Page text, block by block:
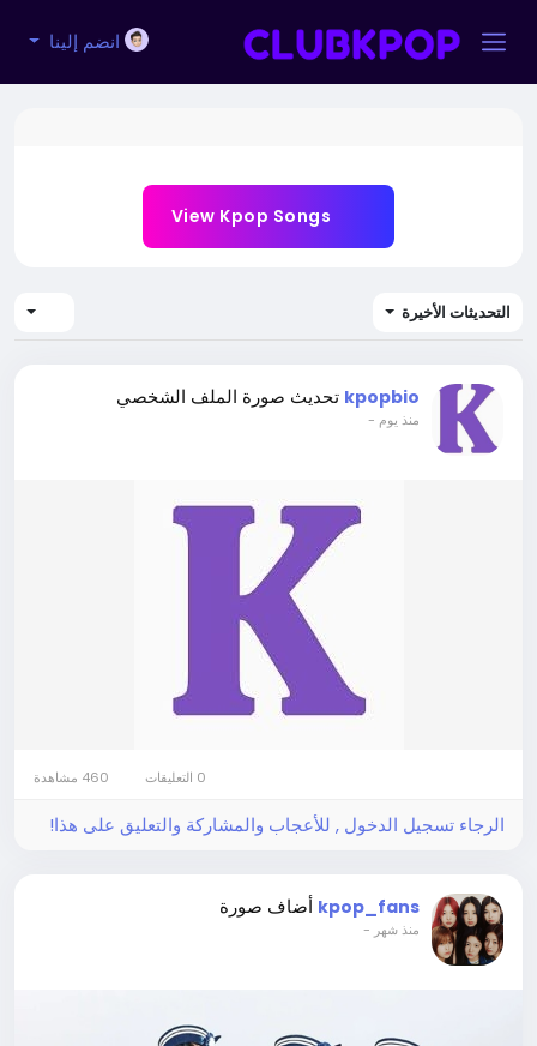
انضم إلينا
التحديثات الأخيرة
kpopbio تحديث صورة الملف الشخصي
منذ يوم -
الرجاء تسجيل الدخول , للأعجاب والمشاركة والتعليق على هذا!
kpop_fans أضاف صورة
منذ شهر -